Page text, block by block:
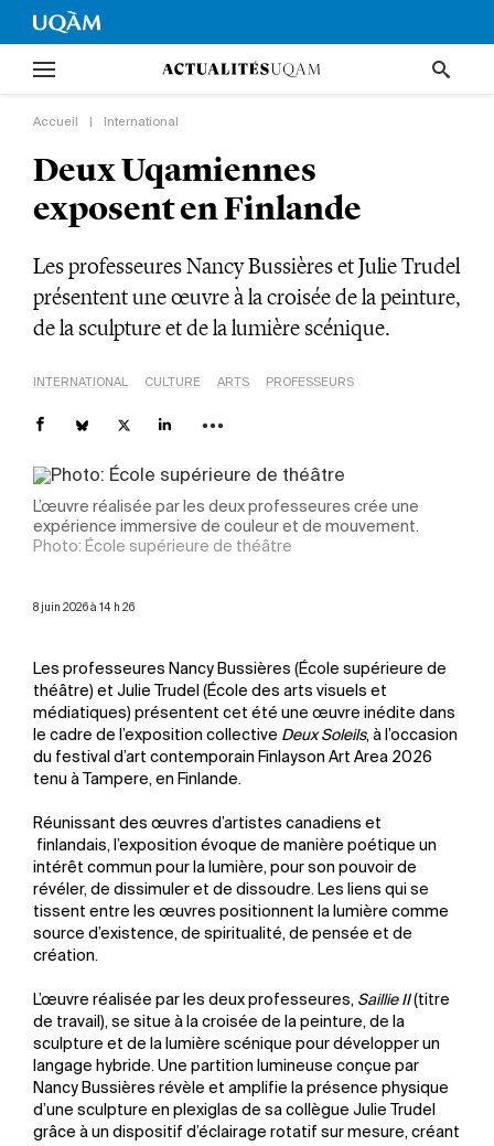
Accueil International
Deux Uqamiennes
exposent en Finlande
Les professeures Nancy Bussières et Julie Trudel
présentent une œuvre à la croisée de la peinture,
de la sculpture et de la lumière scénique.
INTERNATIONAL CULTURE ARTS PROFESSEURS
L’œuvre réalisée par les deux professeures crée une
expérience immersive de couleur et de mouvement.
Photo: École supérieure de théâtre
8 juin 2026 à 14 h 26
Les professeures Nancy Bussières (École supérieure de
théâtre) et Julie Trudel (École des arts visuels et
médiatiques) présentent cet été une œuvre inédite dans
le cadre de l’exposition collective Deux Soleils, à l’occasion
du festival d’art contemporain Finlayson Art Area 2026
tenu à Tampere, en Finlande.
Réunissant des œuvres d’artistes canadiens et
finlandais, l’exposition évoque de manière poétique un
intérêt commun pour la lumière, pour son pouvoir de
révéler, de dissimuler et de dissoudre. Les liens qui se
tissent entre les œuvres positionnent la lumière comme
source d’existence, de spiritualité, de pensée et de
création.
L’œuvre réalisée par les deux professeures, Saillie II(titre
de travail), se situe à la croisée de la peinture, de la
sculpture et de la lumière scénique pour développer un
langage hybride. Une partition lumineuse conçue par
Nancy Bussières révèle et amplifie la présence physique
d’une sculpture en plexiglas de sa collègue Julie Trudel
grâce à un dispositif d’éclairage rotatif sur mesure, créant